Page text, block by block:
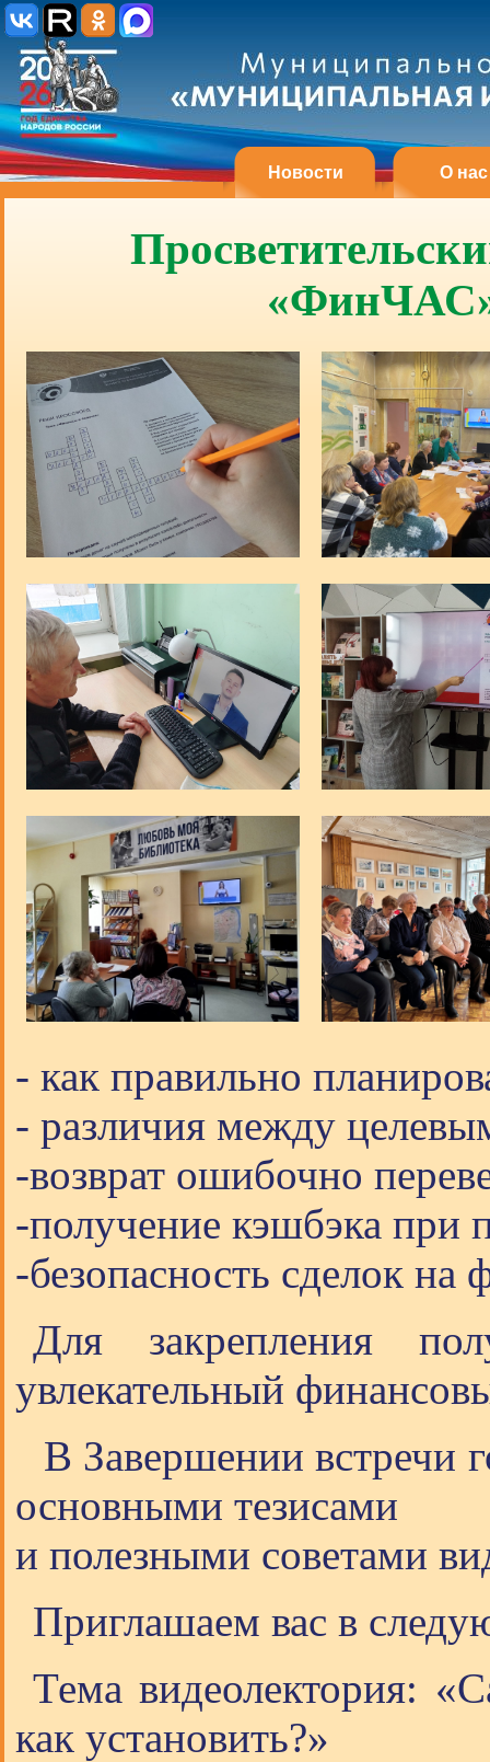
Новости О нас
«ФинЧАС»
- как правильно
- различия между
-возврат ошибочно
-получение кэшбэка при
-безопасность сделок
Для закрепления
увлекательный
В Завершении встречи
основными тезисами
и полезными советами
Приглашаем вас в
Тема видеолектория:
как установить?»